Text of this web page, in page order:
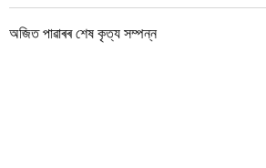
অজিত পাৱাৰৰ শেষ কৃত্য সম্পন্ন